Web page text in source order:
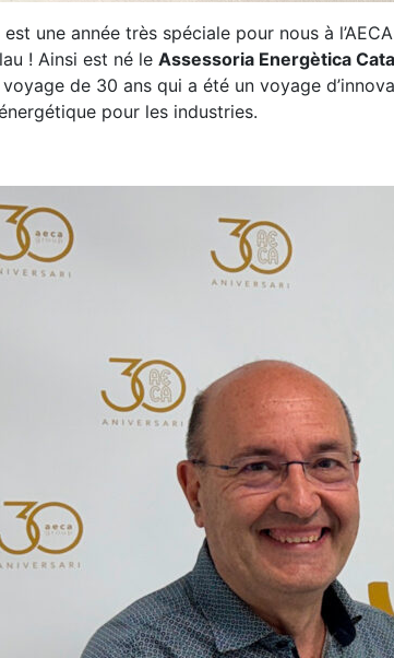
une année très spéciale pour nous à
! Ainsi est né le Assessoria Energètica
de 30 ans qui a été un voyage
pour les industries.